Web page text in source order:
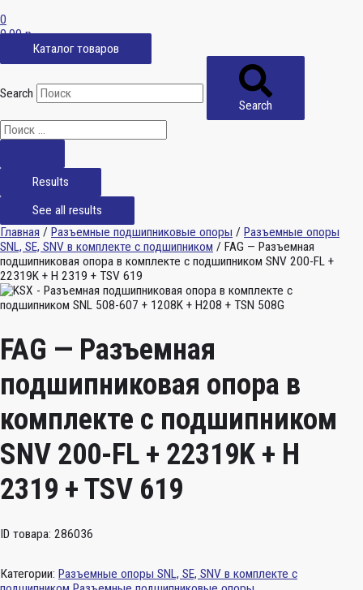
0
0,00р.
Каталог товаров
Search
Search
Results
See all results
Главная / Разъемные подшипниковые опоры / Разъемные опоры
SNL, SE, SNV в комплекте с подшипником / FAG — Разъемная
подшипниковая опора в комплекте с подшипником SNV 200-FL +
22319K + H 2319 + TSV 619
FAG — Разъемная
подшипниковая опора в
комплекте с подшипником
SNV 200-FL + 22319K + H
2319 + TSV 619
ID товара: 286036
Категории: Разъемные опоры SNL, SE, SNV в комплекте с